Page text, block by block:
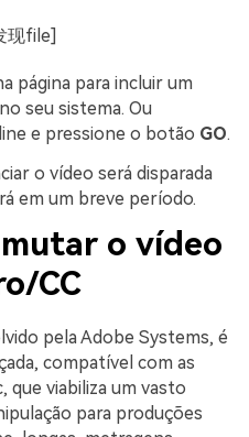
现file]
página para incluir um
seu sistema. Ou
e pressione o botão GO.
o vídeo será disparada
em um breve período.
o vídeo
CC
pela Adobe Systems, é
compatível com as
que viabiliza um vasto
para produções